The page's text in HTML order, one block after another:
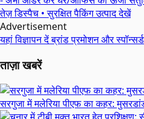
तेज़ डिस्पैच • सुरक्षित पैकिंगउत्पाद देखें
Advertisement
यहां विज्ञापन देंब्रांड प्रमोशन और
ताज़ा खबरें
सरगुजा में मलेरिया पीएफ का कहर: